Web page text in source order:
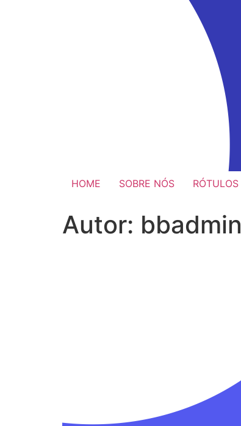
HOME SOBRE NÓS RÓTULOS
Autor: bbadmin